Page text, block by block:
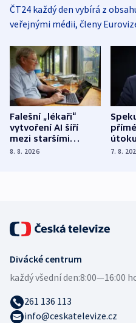
ČT24 každý den vybírá z
veřejnými médii, členy
Falešní „lékaři“
vytvoření AI šíří
mezi staršími
Poláky nebezpečné
8. 8. 2026
míní
7. 8.
Divácké centrum
každý všední den:8:00—16:00
261 136 113
info@ceskatelevize.cz